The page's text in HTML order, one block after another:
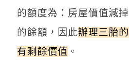
的額度為：房屋價值減
的餘額，因此辦理三胎
有剩餘價值 。